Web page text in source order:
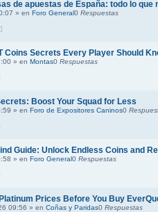
de apuestas de España: todo lo
» en Foro General0 Respuestas
Coins Secrets Every Player Should
» en Montas0 Respuestas
Boost Your Squad for Less
» en Foro de Expositores Caninos0
Guide: Unlock Endless Coins and
» en Foro General0 Respuestas
Prices Before You Buy
09:56 » en Coñas y Paridas0 Respuestas